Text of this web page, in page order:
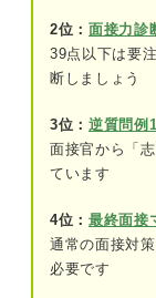
「苦
2位： 面接力診
39点以下は要
断しましょう
3位： 逆質問例
面接官から「
ています
4位： 最終面接
通常の面接対
必要です